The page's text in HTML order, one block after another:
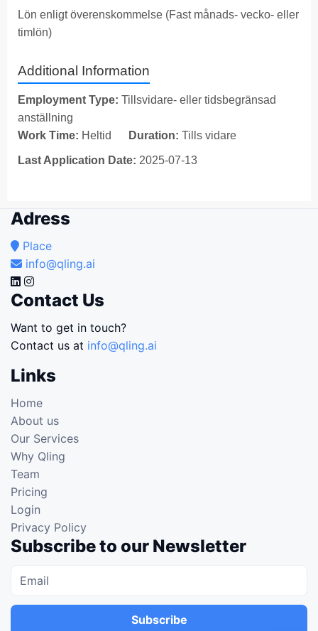
Lön enligt överenskommelse (Fast månads- vecko- eller
timlön)
Additional Information
Employment Type: Tillsvidare- eller tidsbegränsad
anställning
Work Time: Heltid Duration: Tills vidare
Last Application Date: 2025-07-13
Adress
Place
info@qling.ai
Contact Us
Want to get in touch?
Contact us at info@qling.ai
Links
Home
About us
Our Services
Why Qling
Team
Pricing
Login
Privacy Policy
Subscribe to our Newsletter
Subscribe